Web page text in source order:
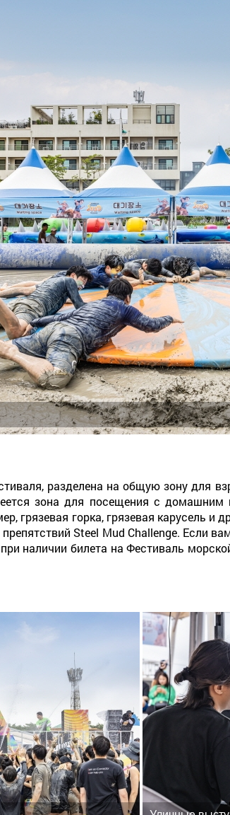
разделена на общую зону для
зона для посещения с
грязевая горка, грязевая карусель
Steel Mud Challenge. Если
наличии билета на Фестиваль